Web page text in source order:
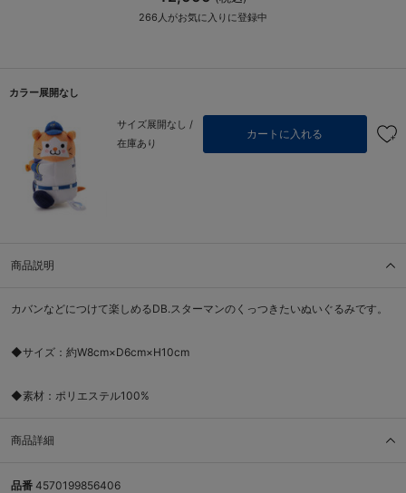
266 人がお気に入りに登録中
カラー展開なし
サイズ展開なし /
在庫あり
カートに入れる
商品説明
カバンなどにつけて楽しめるDB.スターマンのくっつきたいぬいぐるみです。
◆サイズ：約W8cm×D6cm×H10cm
◆素材：ポリエステル100%
商品詳細
品番 4570199856406